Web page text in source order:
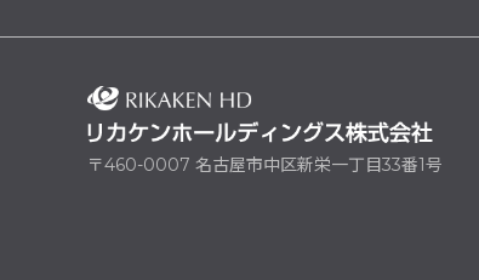
〒460-0007 名古屋市中区新栄一丁目33番1号